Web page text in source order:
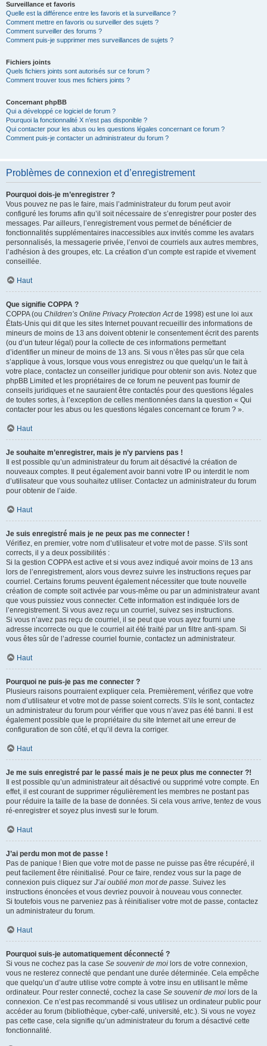
Surveillance et favoris
Quelle est la différence entre les favoris et la surveillance ?
Comment mettre en favoris ou surveiller des sujets ?
Comment surveiller des forums ?
Comment puis-je supprimer mes surveillances de sujets ?
Fichiers joints
Quels fichiers joints sont autorisés sur ce forum ?
Comment trouver tous mes fichiers joints ?
Concernant phpBB
Qui a développé ce logiciel de forum ?
Pourquoi la fonctionnalité X n’est pas disponible ?
Qui contacter pour les abus ou les questions légales concernant ce forum ?
Comment puis-je contacter un administrateur du forum ?
Problèmes de connexion et d’enregistrement
Pourquoi dois-je m’enregistrer ?
Vous pouvez ne pas le faire, mais l’administrateur du forum peut avoir
configuré les forums afin qu’il soit nécessaire de s’enregistrer pour poster des
messages. Par ailleurs, l’enregistrement vous permet de bénéficier de
fonctionnalités supplémentaires inaccessibles aux invités comme les avatars
personnalisés, la messagerie privée, l’envoi de courriels aux autres membres,
l’adhésion à des groupes, etc. La création d’un compte est rapide et vivement
conseillée.
Haut
Que signifie COPPA ?
COPPA (ou Children’s Online Privacy Protection Actde 1998) est une loi aux
États-Unis qui dit que les sites Internet pouvant recueillir des informations de
mineurs de moins de 13 ans doivent obtenir le consentement écrit des parents
(ou d’un tuteur légal) pour la collecte de ces informations permettant
d’identifier un mineur de moins de 13 ans. Si vous n’êtes pas sûr que cela
s’applique à vous, lorsque vous vous enregistrez ou que quelqu’un le fait à
votre place, contactez un conseiller juridique pour obtenir son avis. Notez que
phpBB Limited et les propriétaires de ce forum ne peuvent pas fournir de
conseils juridiques et ne sauraient être contactés pour des questions légales
de toutes sortes, à l’exception de celles mentionnées dans la question « Qui
contacter pour les abus ou les questions légales concernant ce forum ? ».
Haut
Je souhaite m’enregistrer, mais je n’y parviens pas !
Il est possible qu’un administrateur du forum ait désactivé la création de
nouveaux comptes. Il peut également avoir banni votre IP ou interdit le nom
d’utilisateur que vous souhaitez utiliser. Contactez un administrateur du forum
pour obtenir de l’aide.
Haut
Je suis enregistré mais je ne peux pas me connecter !
Vérifiez, en premier, votre nom d’utilisateur et votre mot de passe. S’ils sont
corrects, il y a deux possibilités :
Si la gestion COPPA est active et si vous avez indiqué avoir moins de 13 ans
lors de l’enregistrement, alors vous devrez suivre les instructions reçues par
courriel. Certains forums peuvent également nécessiter que toute nouvelle
création de compte soit activée par vous-même ou par un administrateur avant
que vous puissiez vous connecter. Cette information est indiquée lors de
l’enregistrement. Si vous avez reçu un courriel, suivez ses instructions.
Si vous n’avez pas reçu de courriel, il se peut que vous ayez fourni une
adresse incorrecte ou que le courriel ait été traité par un filtre anti-spam. Si
vous êtes sûr de l’adresse courriel fournie, contactez un administrateur.
Haut
Pourquoi ne puis-je pas me connecter ?
Plusieurs raisons pourraient expliquer cela. Premièrement, vérifiez que votre
nom d’utilisateur et votre mot de passe soient corrects. S’ils le sont, contactez
un administrateur du forum pour vérifier que vous n’avez pas été banni. Il est
également possible que le propriétaire du site Internet ait une erreur de
configuration de son côté, et qu’il devra la corriger.
Haut
Je me suis enregistré par le passé mais je ne peux plus me connecter ?!
Il est possible qu’un administrateur ait désactivé ou supprimé votre compte. En
effet, il est courant de supprimer régulièrement les membres ne postant pas
pour réduire la taille de la base de données. Si cela vous arrive, tentez de vous
ré-enregistrer et soyez plus investi sur le forum.
Haut
J’ai perdu mon mot de passe !
Pas de panique ! Bien que votre mot de passe ne puisse pas être récupéré, il
peut facilement être réinitialisé. Pour ce faire, rendez vous sur la page de
connexion puis cliquez sur J’ai oublié mon mot de passe. Suivez les
instructions énoncées et vous devriez pouvoir à nouveau vous connecter.
Si toutefois vous ne parveniez pas à réinitialiser votre mot de passe, contactez
un administrateur du forum.
Haut
Pourquoi suis-je automatiquement déconnecté ?
Si vous ne cochez pas la case Se souvenir de moi lors de votre connexion,
vous ne resterez connecté que pendant une durée déterminée. Cela empêche
que quelqu’un d’autre utilise votre compte à votre insu en utilisant le même
ordinateur. Pour rester connecté, cochez la case Se souvenir de moi lors de la
connexion. Ce n’est pas recommandé si vous utilisez un ordinateur public pour
accéder au forum (bibliothèque, cyber-café, université, etc.). Si vous ne voyez
pas cette case, cela signifie qu’un administrateur du forum a désactivé cette
fonctionnalité.